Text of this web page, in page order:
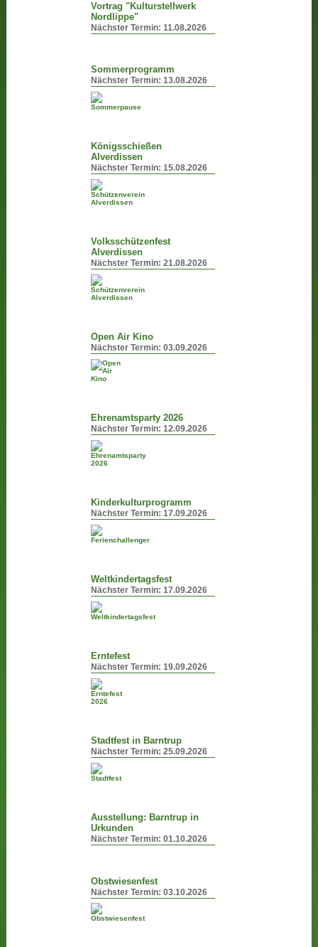
Vortrag "Kulturstellwerk
Nordlippe"
Nächster Termin:11.08.2026
Sommerprogramm
Nächster Termin:13.08.2026
Königsschießen
Alverdissen
Nächster Termin:15.08.2026
Volksschützenfest
Alverdissen
Nächster Termin:21.08.2026
Open Air Kino
Nächster Termin:03.09.2026
Ehrenamtsparty 2026
Nächster Termin:12.09.2026
Kinderkulturprogramm
Nächster Termin:17.09.2026
Weltkindertagsfest
Nächster Termin:17.09.2026
Erntefest
Nächster Termin:19.09.2026
Stadtfest in Barntrup
Nächster Termin:25.09.2026
Ausstellung: Barntrup in
Urkunden
Nächster Termin:01.10.2026
Obstwiesenfest
Nächster Termin:03.10.2026